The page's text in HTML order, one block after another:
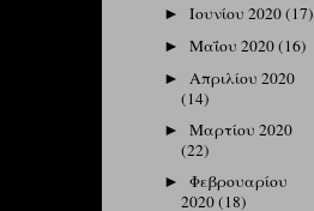
►Ιουνίου 2020(17)
►Μαΐου 2020(16)
►Απριλίου 2020
(14)
►Μαρτίου 2020
(22)
►Φεβρουαρίου
2020(18)